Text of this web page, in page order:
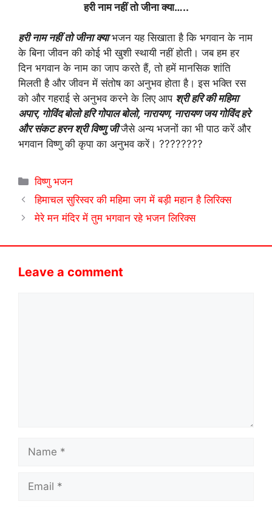
हरी नाम नहीं तो जीना क्या…..
हरी नाम नहीं तो जीना क्याभजन यह सिखाता है कि भगवान के नाम
के बिना जीवन की कोई भी खुशी स्थायी नहीं होती। जब हम हर
दिन भगवान के नाम का जाप करते हैं, तो हमें मानसिक शांति
मिलती है और जीवन में संतोष का अनुभव होता है। इस भक्ति रस
को और गहराई से अनुभव करने के लिए आप श्री हरि की महिमा
अपार, गोविंद बोलो हरि गोपाल बोलो, नारायण, नारायण जय गोविंद हरे
और संकट हरन श्री विष्णु जीजैसे अन्य भजनों का भी पाठ करें और
भगवान विष्णु की कृपा का अनुभव करें। ????????
Categories
विष्णु भजन
हिमाचल सुरिस्वर की महिमा जग में बड़ी महान है लिरिक्स
मेरे मन मंदिर में तुम भगवान रहे भजन लिरिक्स
Leave a comment
Name
Email